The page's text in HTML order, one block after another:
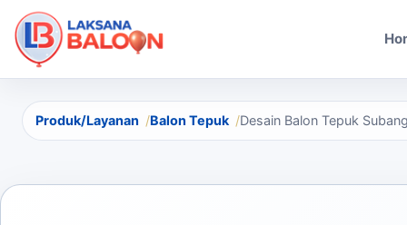
Produk/Layanan Balon Tepuk Desain Balon Tepuk